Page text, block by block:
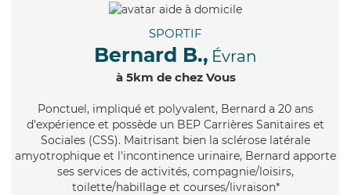
SPORTIF
Bernard B., Évran
à 5km de chez Vous
Ponctuel, impliqué et polyvalent, Bernard a 20 ans
d'expérience et possède un BEP Carrières Sanitaires et
Sociales (CSS). Maitrisant bien la sclérose latérale
amyotrophique et l'incontinence urinaire, Bernard apporte
ses services de activités, compagnie/loisirs,
toilette/habillage et courses/livraison*